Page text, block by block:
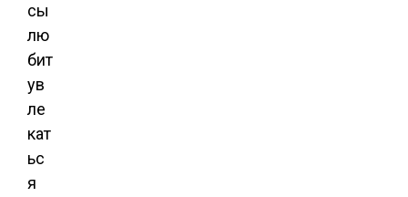
сы
лю
бит
ув
ле
кат
ьс
я